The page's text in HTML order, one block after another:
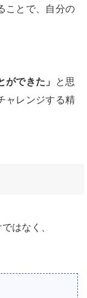
ことで、自分の
ができた」
と思
ャレンジする精
はなく、